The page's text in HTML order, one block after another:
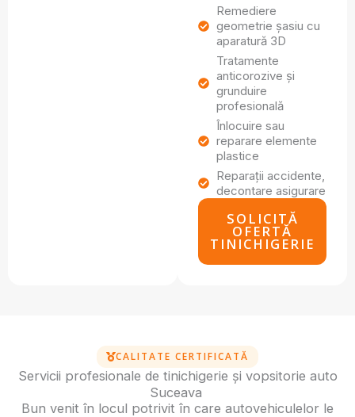
Remediere
geometrie șasiu cu
aparatură 3D
Tratamente
anticorozive și
grunduire
profesională
Înlocuire sau
reparare elemente
plastice
Reparații accidente,
decontare asigurare
SOLICITĂ
OFERTĂ
TINICHIGERIE
CALITATE CERTIFICATĂ
Servicii profesionale de tinichigerie și vopsitorie auto
Suceava
Bun venit în locul potrivit în care autovehiculelor le